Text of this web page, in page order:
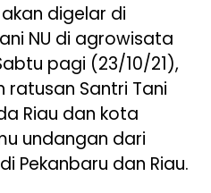
digelar di
NU di agrowisata
pagi (23/10/21),
ratusan Santri Tani
Riau dan kota
undangan dari
Pekanbaru dan Riau.